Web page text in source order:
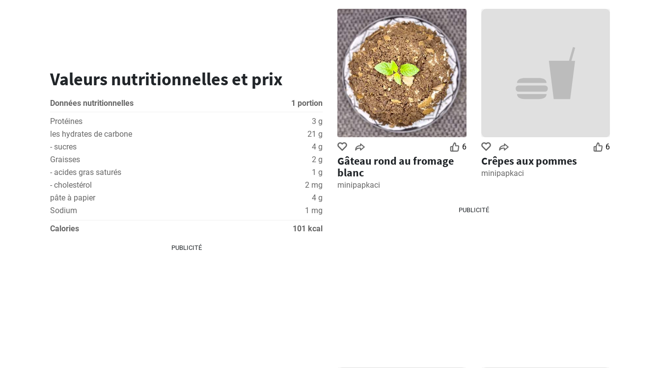
Valeurs nutritionnelles et prix
Données nutritionnelles
1 portion
Protéines
3 g
les hydrates de carbone
21 g
- sucres
4 g
Graisses
2 g
- acides gras saturés
1 g
- cholestérol
2 mg
pâte à papier
4 g
Sodium
1 mg
Calories
101 kcal
PUBLICITÉ
6
Gâteau rond au fromage
blanc
minipapkaci
6
Crêpes aux pommes
minipapkaci
PUBLICITÉ